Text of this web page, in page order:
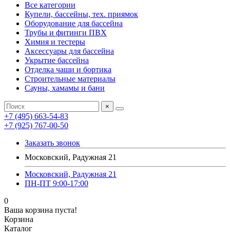
Все категории
Купели, бассейны, тех. приямок
Оборудование для бассейна
Трубы и фитинги ПВХ
Химия и тестеры
Аксессуары для бассейна
Укрытие бассейна
Отделка чаши и бортика
Строительные материалы
Сауны, хамамы и бани
×
+7 (495) 663-54-83
+7 (925) 767-00-50
Заказать звонок
Московский, Радужная 21
Московский, Радужная 21
ПН-ПТ 9:00-17:00
0
Ваша корзина пуста!
Корзина
Каталог